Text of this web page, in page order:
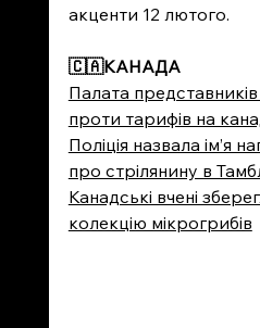
акценти 12 лютого.
🇨🇦КАНАДА
Палата
проти тарифів на
Поліція назвала ім’я
про стрілянину в
Канадські вчені
колекцію мікрогрибів